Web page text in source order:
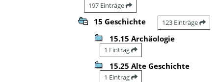
197 Einträge
15 Geschichte 123 Einträge
15.15 Archäologie
1 Eintrag
15.25 Alte Geschichte
1 Eintrag